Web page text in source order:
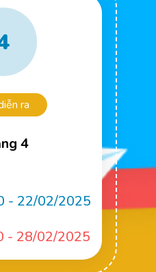
ra
4
- 22/02/2025
- 28/02/2025